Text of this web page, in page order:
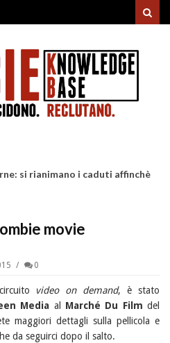
si rianimano i caduti affinchè
movie
0
video on demand, è stato
Media al Marché Du Film del
maggiori dettagli sulla pellicola e
da seguirci dopo il salto.